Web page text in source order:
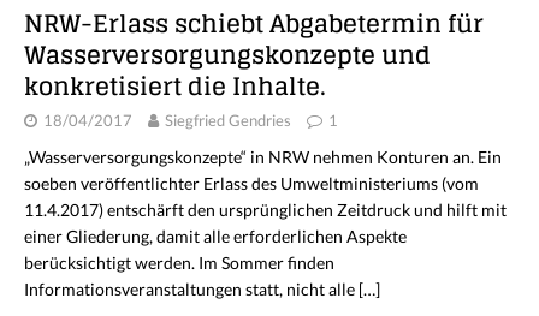
NRW-Erlass schiebt Abgabetermin für
Wasserversorgungskonzepte und
konkretisiert die Inhalte.
18/04/2017 Siegfried Gendries 1
„Wasserversorgungskonzepte“ in NRW nehmen Konturen an. Ein
soeben veröffentlichter Erlass des Umweltministeriums (vom
11.4.2017) entschärft den ursprünglichen Zeitdruck und hilft mit
einer Gliederung, damit alle erforderlichen Aspekte
berücksichtigt werden. Im Sommer finden
Informationsveranstaltungen statt, nicht alle […]